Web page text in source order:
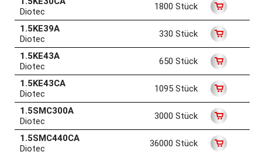
Diotec
1800 Stück
1.5KE39A
Diotec
330 Stück
1.5KE43A
Diotec
650 Stück
1.5KE43CA
Diotec
1095 Stück
1.5SMC300A
Diotec
3000 Stück
1.5SMC440CA
Diotec
36000 Stück